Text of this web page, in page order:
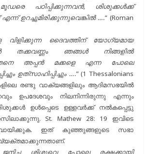
മൂഡരെ പഠിപ്പിക്കുന്നവൻ, ശിശുക്കൾക്ക്
എന്ന് ഉറച്ചുമിരിക്കുന്നുവെങ്കിൽ ….” (Roman
വിളിക്കുന്ന ദൈവത്തിന് യോഗ്യമായ
തക്കവണ്ണം ഞങ്ങൾ നിങ്ങളിൽ
അപ്പൻ മക്കളെ എന്ന പോലെ
ഉത്‍സാഹിപ്പിച്ചും ….” (1 Thessalonians
രണ്ടു വാക്യങ്ങളിലും ആദിമസഭയിൽ
ഉപദേശവും നിലനിന്നിരുന്നു എന്നും
ഉൾപ്പെടെ ഉള്ളവർക്ക് നൽകപ്പെട്ടു
St. Mathew 28: 19 ഇവിടെ
ഇത് കുഞ്ഞുങ്ങളുടെ സഭാ
ശിശുവെ പോലെ രക്ഷക്കായി